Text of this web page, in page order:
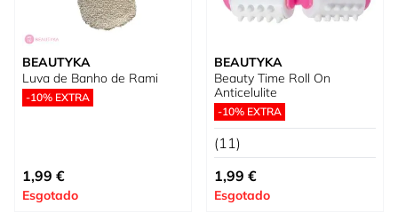
BEAUTYKA
Luva de Banho de Rami
-10% EXTRA
1,99 €
Esgotado
BEAUTYKA
Beauty Time Roll On
Anticelulite
-10% EXTRA
(11)
1,99 €
Esgotado